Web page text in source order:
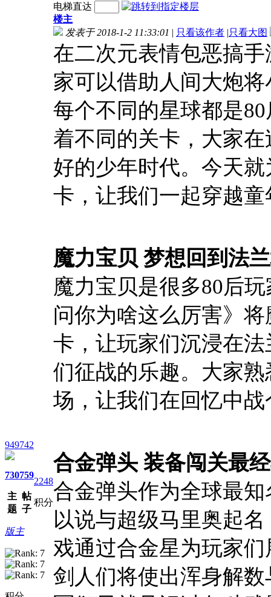
949742
730
主
题
759
帖
子
2248
积分
版主
电梯直达
楼主
发表于 2018-1-2 11:33:01 | 只看该作者 |只看大图
在二次元表情包恶搞
家可以借助人间大炮
每个不同的星球都是
着不同的关卡，大家
好的少年时代。今天
卡，让我们一起穿越
魔力宝贝 梦想回到法
魔力宝贝是很多80后
问你为啥这么厉害》
卡，让玩家们沉浸在
们征战的乐趣。大家
场，让我们在回忆中
合金弹头 装备闯关最
合金弹头作为全球最
以说与超级马里奥起
戏通过合金星为玩家
剑人们将使出浑身解